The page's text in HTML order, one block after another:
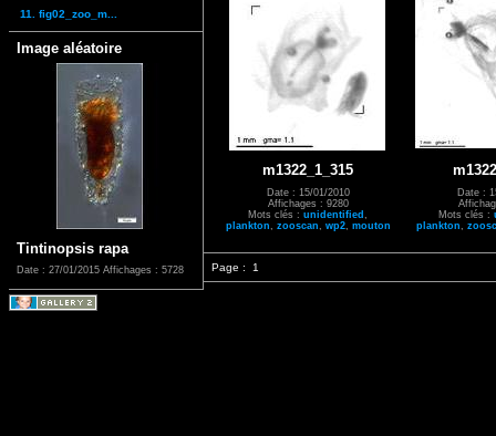
11. fig02_zoo_m...
Image aléatoire
Tintinopsis rapa
Date : 27/01/2015 Affichages : 5728
m1322_1_315
Date : 15/01/2010
Affichages : 9280
Mots clés : unidentified
plankton
zooscan wp2, mouton
Date :
Mots clés :
plankton
Page : 1